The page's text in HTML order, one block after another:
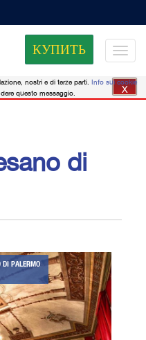
КУПИТЬ
di
DI PALERMO
nostri e di terze parti. Info sui cookie
questo messaggio.
X